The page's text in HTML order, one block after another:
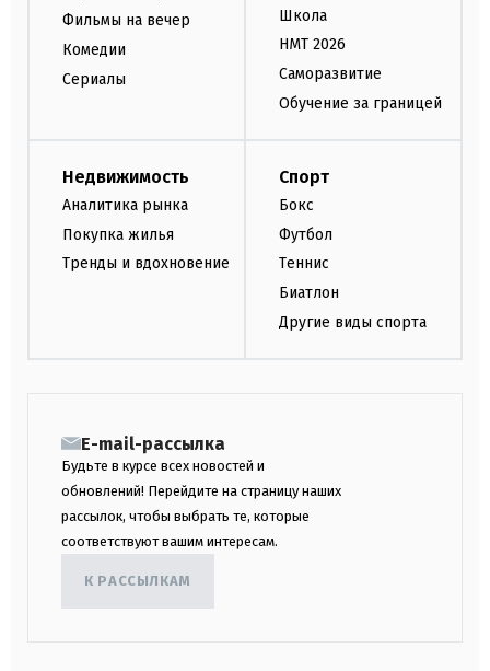
Фильмы на вечер
Комедии
Сериалы
Школа
НМТ 2026
Саморазвитие
Обучение за границей
Недвижимость
Аналитика рынка
Покупка жилья
Тренды и вдохновение
Спорт
Бокс
Футбол
Теннис
Биатлон
Другие виды спорта
E-mail-рассылка
Будьте в курсе всех новостей и
обновлений! Перейдите на страницу наших
рассылок, чтобы выбрать те, которые
соответствуют вашим интересам.
К РАССЫЛКАМ